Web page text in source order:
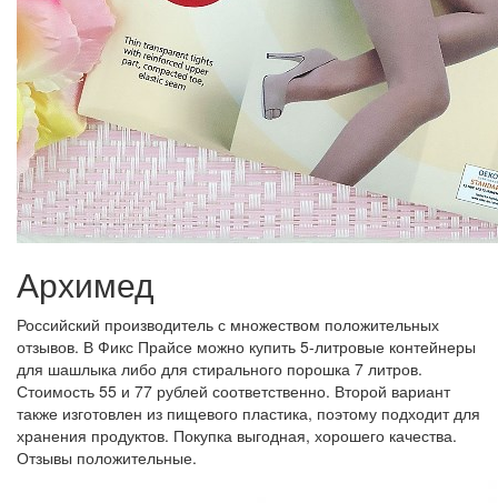
Архимед
Российский производитель с множеством положительных
отзывов. В Фикс Прайсе можно купить 5-литровые контейнеры
для шашлыка либо для стирального порошка 7 литров.
Стоимость 55 и 77 рублей соответственно. Второй вариант
также изготовлен из пищевого пластика, поэтому подходит для
хранения продуктов. Покупка выгодная, хорошего качества.
Отзывы положительные.